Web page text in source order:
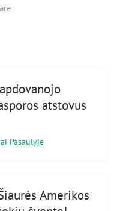
atstovus
Pasaulyje
Amerikos